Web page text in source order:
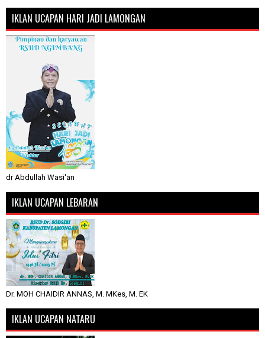
IKLAN UCAPAN HARI JADI LAMONGAN
dr Abdullah Wasi'an
IKLAN UCAPAN LEBARAN
Dr. MOH CHAIDIR ANNAS, M. MKes, M. EK
IKLAN UCAPAN NATARU